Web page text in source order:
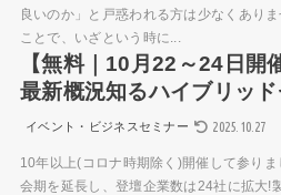
良いのか」と戸惑われる方は少なくあり
ことで、いざという時に...
【無料｜10月22～24日開
最新概況知るハイブリッ
イベント・ビジネスセミナー 2025.10.27
10年以上(コロナ時期除く)開催して参り
会期を延長し、登壇企業数は24社に拡大!